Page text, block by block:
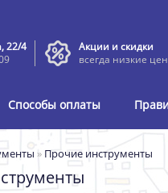
22/4
Акции и скидки
всегда низкие
Способы оплаты
» Прочие инструменты